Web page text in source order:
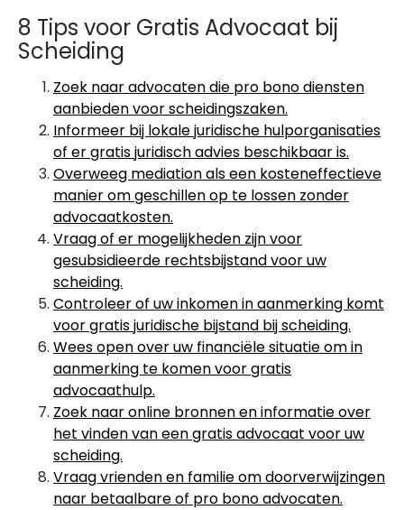
8 Tips voor Gratis Advocaat bij
Scheiding
Zoek naar advocaten die pro bono diensten
aanbieden voor scheidingszaken.
Informeer bij lokale juridische hulporganisaties
of er gratis juridisch advies beschikbaar is.
Overweeg mediation als een kosteneffectieve
manier om geschillen op te lossen zonder
advocaatkosten.
Vraag of er mogelijkheden zijn voor
gesubsidieerde rechtsbijstand voor uw
scheiding.
Controleer of uw inkomen in aanmerking komt
voor gratis juridische bijstand bij scheiding.
Wees open over uw financiële situatie om in
aanmerking te komen voor gratis
advocaathulp.
Zoek naar online bronnen en informatie over
het vinden van een gratis advocaat voor uw
scheiding.
Vraag vrienden en familie om doorverwijzingen
naar betaalbare of pro bono advocaten.